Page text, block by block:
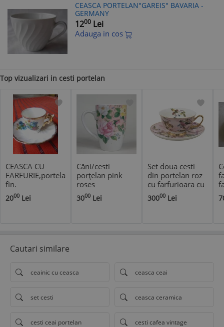
CEASCA PORTELAN"GAREIS" BAVARIA -
GERMANY
1200 Lei
Adauga in cos
Top vizualizari in cesti portelan
CEASCA CU
FARFURIE,portelan
fin.
2000 Lei
Căni/cesti
porțelan pink
roses
3000 Lei
Set doua cesti
din portelan roz
cu farfurioara cu
motive cu
pasarele THBKS
30000 Lei
Cautari similare
ceainic cu ceasca ceasca ceai
set cesti ceasca ceramica
cesti ceai portelan cesti cafea vintage